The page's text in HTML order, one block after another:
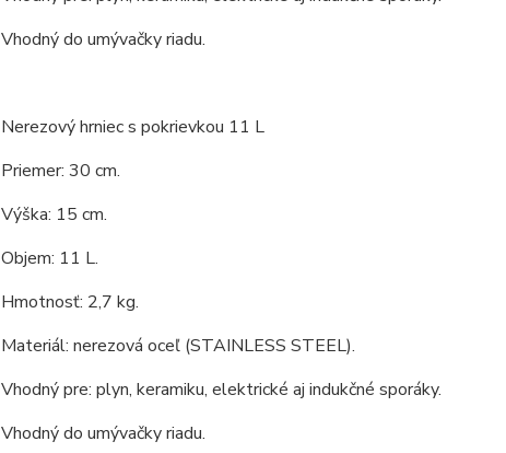
Vhodný do umývačky riadu.
Nerezový hrniec s pokrievkou 11 L
Priemer: 30 cm.
Výška: 15 cm.
Objem: 11 L.
Hmotnosť: 2,7 kg.
Materiál: nerezová oceľ (STAINLESS STEEL).
Vhodný pre: plyn, keramiku, elektrické aj indukčné sporáky.
Vhodný do umývačky riadu.